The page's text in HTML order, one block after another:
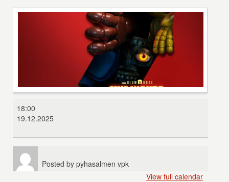
Nights
18:00
19.12.2025
Posted by pyhasalmen vpk
View full calendar